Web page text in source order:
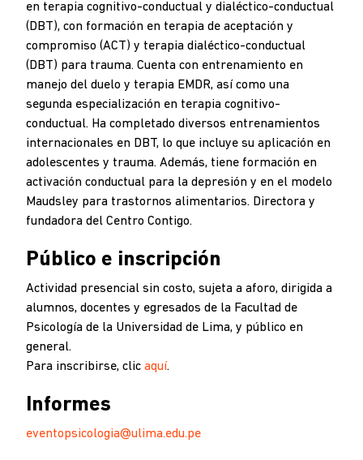
en terapia cognitivo-conductual y dialéctico-conductual
(DBT), con formación en terapia de aceptación y
compromiso (ACT) y terapia dialéctico-conductual
(DBT) para trauma. Cuenta con entrenamiento en
manejo del duelo y terapia EMDR, así como una
segunda especialización en terapia cognitivo-
conductual. Ha completado diversos entrenamientos
internacionales en DBT, lo que incluye su aplicación en
adolescentes y trauma. Además, tiene formación en
activación conductual para la depresión y en el modelo
Maudsley para trastornos alimentarios. Directora y
fundadora del Centro Contigo.
Público e inscripción
Actividad presencial sin costo, sujeta a aforo, dirigida a
alumnos, docentes y egresados de la Facultad de
Psicología de la Universidad de Lima, y público en
general.
Para inscribirse, clic aquí.
Informes
eventopsicologia@ulima.edu.pe